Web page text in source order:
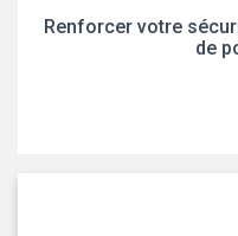
Renforcer votre
de